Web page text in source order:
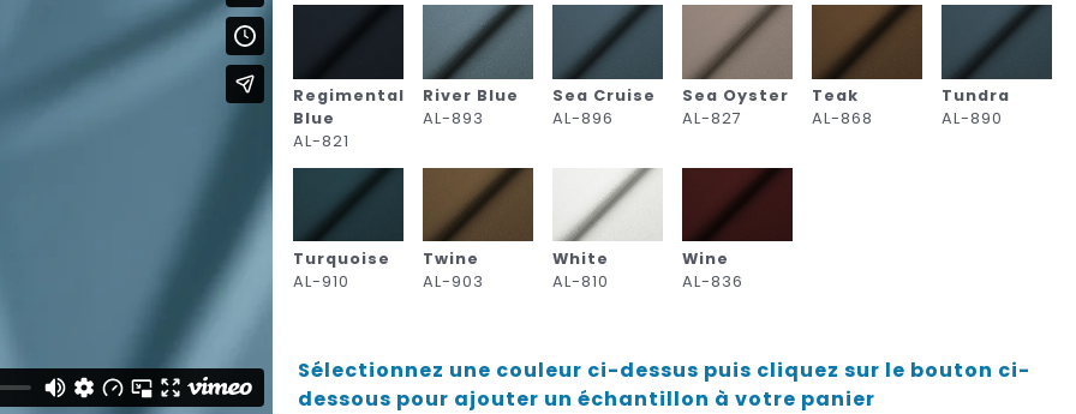
Regimental
Blue
AL-821
River Blue
AL-893
Sea Cruise
AL-896
Sea Oyster
AL-827
Teak
AL-868
Tundra
AL-890
Turquoise
AL-910
Twine
AL-903
White
AL-810
Wine
AL-836
Sélectionnez une couleur ci-dessus puis cliquez sur le bouton ci-
dessous pour ajouter un échantillon à votre panier